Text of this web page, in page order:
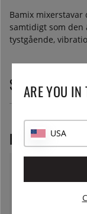
Bamix mixerstavar
samtidigt som den
tystgående,
ARE YOU IN
USA